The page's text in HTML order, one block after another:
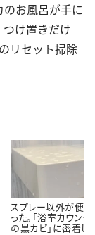
お風呂が手に
け置きだけ
リセット掃除
スプレー以外が便
った。「浴室カウンタ
の黒カビ」に密着し